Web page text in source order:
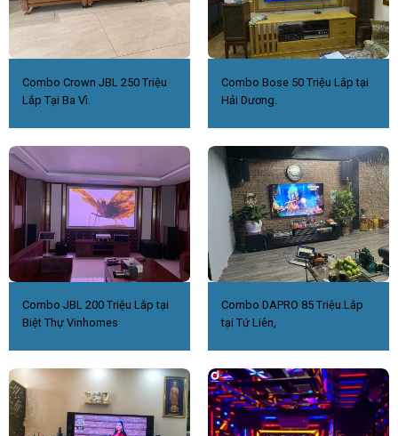
Combo Crown JBL 250 Triệu
Lắp Tại Ba Vì.
Combo Bose 50 Triệu Lắp tại
Hải Dương.
Combo JBL 200 Triệu Lắp tại
Biệt Thự Vinhomes
Combo DAPRO 85 Triệu.Lắp
tại Tứ Liên,